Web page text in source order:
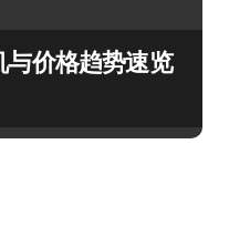
与价格趋势速览